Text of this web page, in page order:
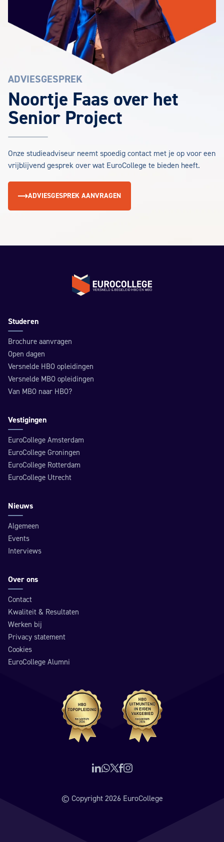
ADVIESGESPREK
Noortje Faas over het
Senior Project
Onze studieadviseur neemt spoedig contact met je op voor een
vrijblijvend gesprek over wat EuroCollege te bieden heeft.
ADVIESGESPREK AANVRAGEN
Terug naar de homepage
Studeren
Brochure aanvragen
Open dagen
Versnelde HBO opleidingen
Versnelde MBO opleidingen
Van MBO naar HBO?
Vestigingen
EuroCollege Amsterdam
EuroCollege Groningen
EuroCollege Rotterdam
EuroCollege Utrecht
Nieuws
Algemeen
Events
Interviews
Over ons
Contact
Kwaliteit & Resultaten
Werken bij
Privacy statement
Cookies
EuroCollege Alumni
Volg ons op LinkedIn
Neem contact op via WhatsApp
Volg ons op X (voorheen Twitter)
Volg ons op Facebook
Volg ons op Instagram
© Copyright 2026 EuroCollege